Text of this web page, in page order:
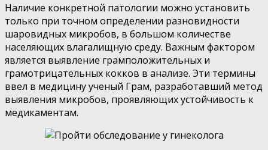
Наличие конкретной патологии можно установить
только при точном определении разновидности
шаровидных микробов, в большом количестве
населяющих влагалищную среду. Важным фактором
является выявление грамположительных и
грамотрицательных кокков в анализе. Эти термины
ввел в медицину ученый Грам, разработавший метод
выявления микробов, проявляющих устойчивость к
медикаментам.